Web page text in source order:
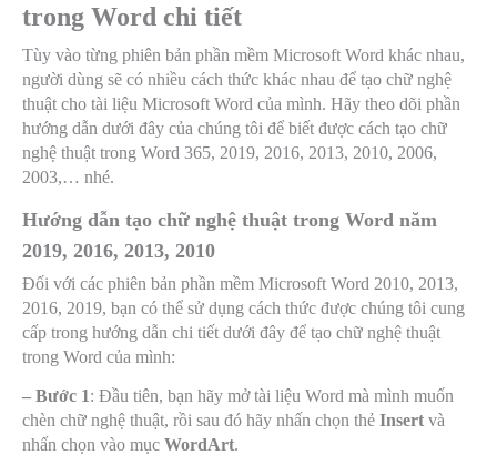
trong Word chi tiết
Tùy vào từng phiên bản phần mềm Microsoft Word khác nhau,
người dùng sẽ có nhiều cách thức khác nhau để tạo chữ nghệ
thuật cho tài liệu Microsoft Word của mình. Hãy theo dõi phần
hướng dẫn dưới đây của chúng tôi để biết được cách tạo chữ
nghệ thuật trong Word 365, 2019, 2016, 2013, 2010, 2006,
2003,… nhé.
Hướng dẫn tạo chữ nghệ thuật trong Word năm
2019, 2016, 2013, 2010
Đối với các phiên bản phần mềm Microsoft Word 2010, 2013,
2016, 2019, bạn có thể sử dụng cách thức được chúng tôi cung
cấp trong hướng dẫn chi tiết dưới đây để tạo chữ nghệ thuật
trong Word của mình:
– Bước 1: Đầu tiên, bạn hãy mở tài liệu Word mà mình muốn
chèn chữ nghệ thuật, rồi sau đó hãy nhấn chọn thẻ Insert và
nhấn chọn vào mục WordArt.